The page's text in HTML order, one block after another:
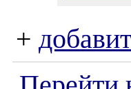
+